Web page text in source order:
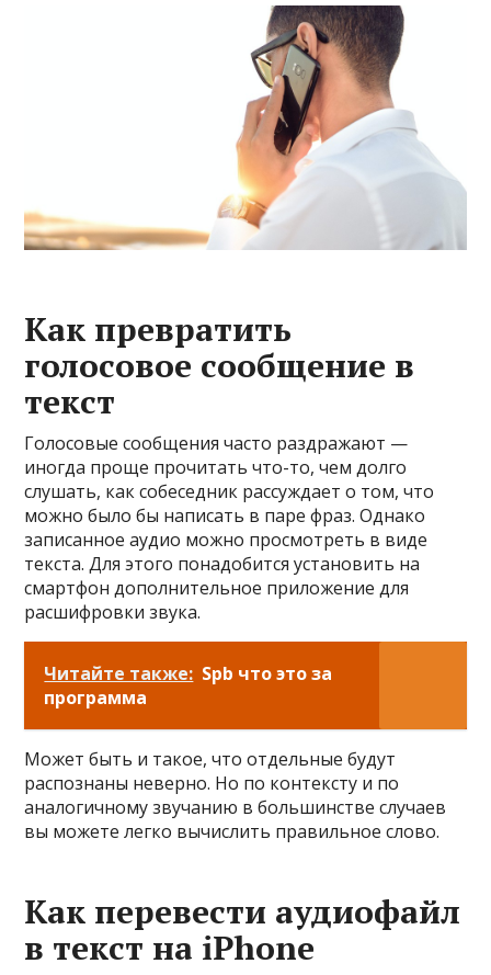
Как превратить
голосовое сообщение в
текст
Голосовые сообщения часто раздражают —
иногда проще прочитать что-то, чем долго
слушать, как собеседник рассуждает о том, что
можно было бы написать в паре фраз. Однако
записанное аудио можно просмотреть в виде
текста. Для этого понадобится установить на
смартфон дополнительное приложение для
расшифровки звука.
Читайте также: Spb что это за
программа
Может быть и такое, что отдельные будут
распознаны неверно. Но по контексту и по
аналогичному звучанию в большинстве случаев
вы можете легко вычислить правильное слово.
Как перевести аудиофайл
в текст на iPhone